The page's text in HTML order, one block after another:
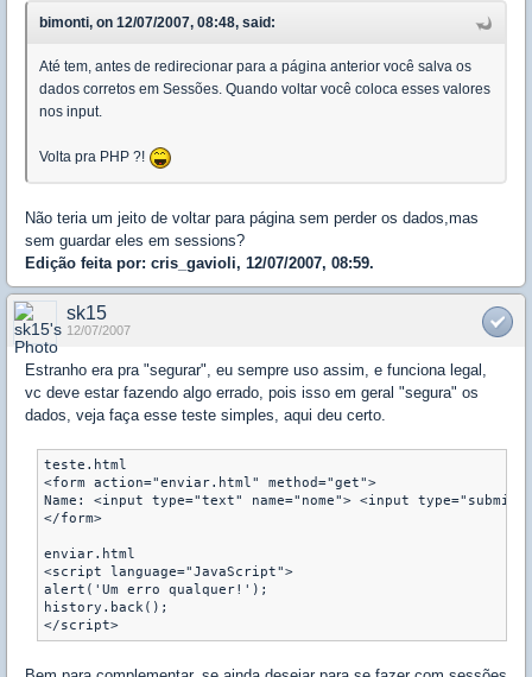
bimonti, on 12/07/2007, 08:48, said:
Até tem, antes de redirecionar para a página anterior você salva os
dados corretos em Sessões. Quando voltar você coloca esses valores
nos input.
Volta pra PHP ?!
Não teria um jeito de voltar para página sem perder os dados,mas
sem guardar eles em sessions?
Edição feita por: cris_gavioli, 12/07/2007, 08:59.
sk15
12/07/2007
Estranho era pra "segurar", eu sempre uso assim, e funciona legal,
vc deve estar fazendo algo errado, pois isso em geral "segura" os
dados, veja faça esse teste simples, aqui deu certo.
teste.html
<form action="enviar.html" method="get">
Name: <input type="text" name="nome"> <input
</form>
enviar.html
<script language="JavaScript">
alert('Um erro qualquer!');
history.back();
</script>